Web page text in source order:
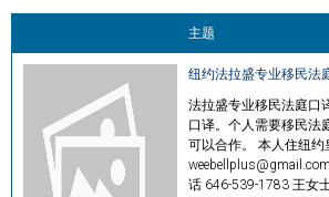
主题
纽约法拉盛专业移民法
法拉盛专业移民法庭口
口译。个人需要移民法
可以合作。 本人住纽约
话 646-539-1783 王女